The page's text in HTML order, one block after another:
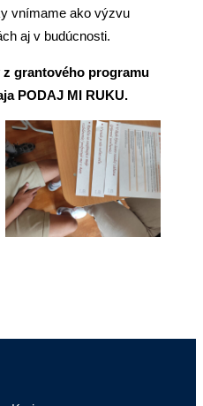
vnímame ako výzvu
aj v budúcnosti.
grantového programu
PODAJ MI RUKU.